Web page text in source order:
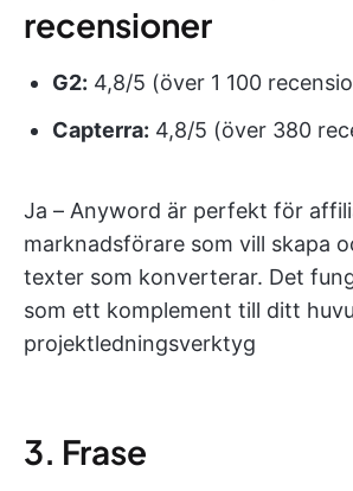
recensioner
G2: 4,8/5 (över 1 100
Capterra: 4,8/5 (över 380
Ja – Anyword är perfekt för
marknadsförare som vill skapa
texter som konverterar. Det
som ett komplement till ditt
projektledningsverktyg
3. Frase